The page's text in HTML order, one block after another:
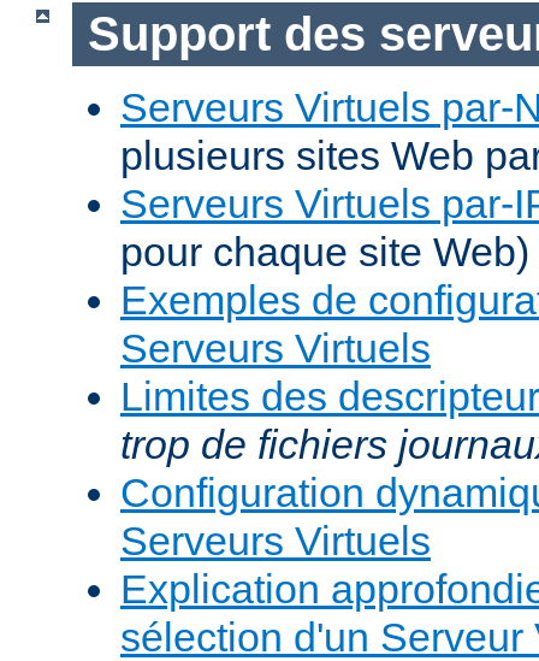
Support des
Serveurs Virtuels par-
plusieurs sites Web
Serveurs Virtuels par-
pour chaque site Web)
Exemples de
Serveurs Virtuels
Limites des
trop de fichiers
Configuration
Serveurs Virtuels
Explication
sélection d'un Serveur